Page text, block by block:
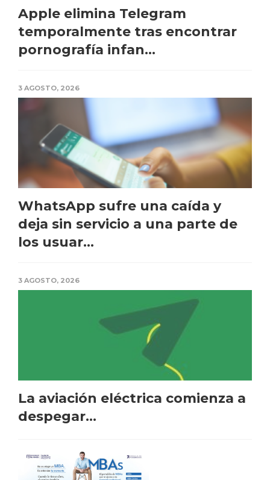
Apple elimina Telegram
temporalmente tras encontrar
pornografía infan...
3 AGOSTO, 2026
WhatsApp sufre una caída y
deja sin servicio a una parte de
los usuar...
3 AGOSTO, 2026
La aviación eléctrica comienza a
despegar...